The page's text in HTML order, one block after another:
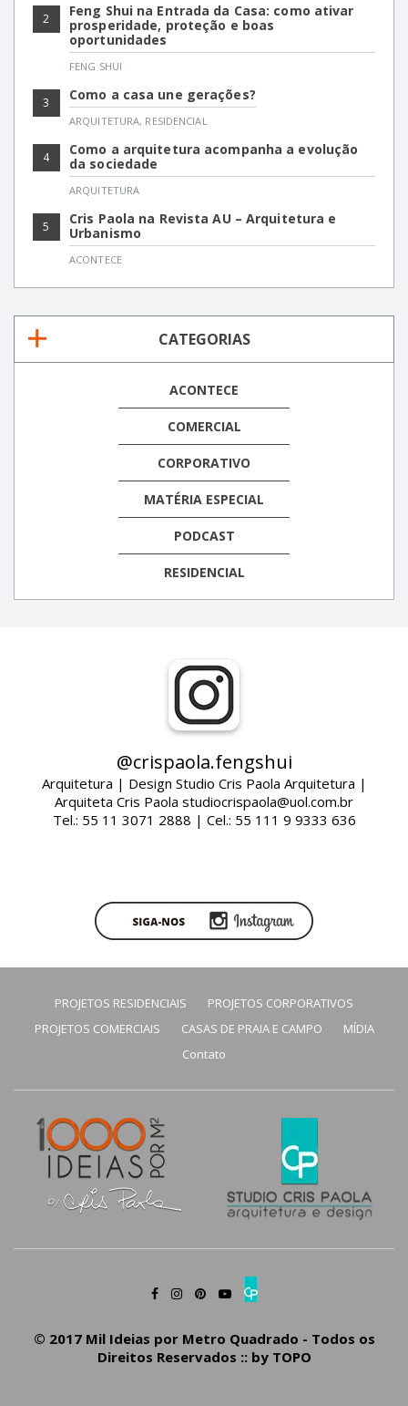
2
Feng Shui na Entrada da Casa: como ativar
prosperidade, proteção e boas
oportunidades
FENG SHUI
3 Como a casa une gerações?
ARQUITETURA, RESIDENCIAL
4
Como a arquitetura acompanha a evolução
da sociedade
ARQUITETURA
5
Cris Paola na Revista AU – Arquitetura e
Urbanismo
ACONTECE
CATEGORIAS
ACONTECE
COMERCIAL
CORPORATIVO
MATÉRIA ESPECIAL
PODCAST
RESIDENCIAL
@crispaola.fengshui
Arquitetura | Design Studio Cris Paola Arquitetura |
Arquiteta Cris Paola studiocrispaola@uol.com.br
Tel.: 55 11 3071 2888 | Cel.: 55 111 9 9333 636
PROJETOS RESIDENCIAIS
PROJETOS CORPORATIVOS
PROJETOS COMERCIAIS
CASAS DE PRAIA E CAMPO
MÍDIA
Contato
© 2017 Mil Ideias por Metro Quadrado - Todos os
Direitos Reservados :: by TOPO